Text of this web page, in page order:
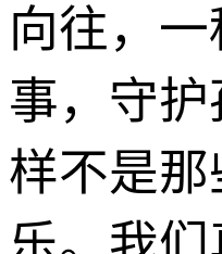
向往，
事，守
样不是